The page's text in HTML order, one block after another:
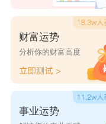
人散
港岛少
年
走枪
難尋難
财富运势
分析你的财富高度
事业运势